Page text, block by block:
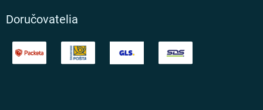
Doručovatelia